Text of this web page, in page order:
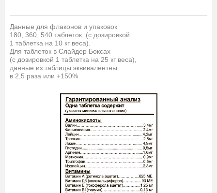
Данные для флаконов и упаковок
180, 360, 540 таблеток, (с дозировкой
1 таблетка на 10 кг веса).
Для таблеток в Слайдер Боксах
(с дозировкой 1 таблетка на 25 кг веса),
данные из таблицы эквивалентны
в 2,5 раза или +150%